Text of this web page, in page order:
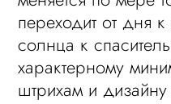
переходит от дня
солнца к
характерному
штрихам и